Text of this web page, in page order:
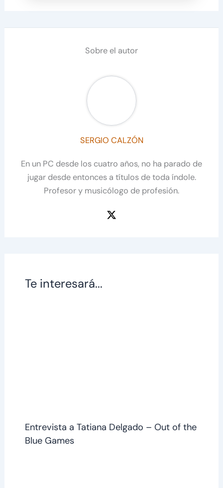
Sobre el autor
SERGIO CALZÓN
En un PC desde los cuatro años, no ha parado de
jugar desde entonces a títulos de toda índole.
Profesor y musicólogo de profesión.
Te interesará...
Entrevista a Tatiana Delgado – Out of the
Blue Games